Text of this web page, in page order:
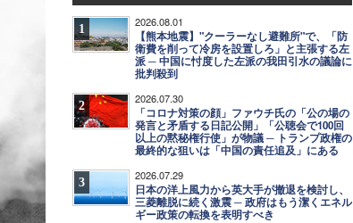
1 2026.08.01
【熊本地震】"クーラーなし避難所"で、「防
衛費を削って冷房を設置しろ」と主張する左
派 ─ 中国に忖度した左派の我田引水の議論に
批判殺到
2 2026.07.30
「コロナ対策の顔」ファウチ氏の「公の場の
発言と矛盾する日記公開」「公聴会で100回
以上の黙秘権行使」が物議 ─ トランプ政権の
最終的な狙いは「中国の責任追及」にある
3 2026.07.29
日本の洋上風力から英大手が撤退を検討し、
三菱離脱に続く激震 ─ 政府はもう潔くエネル
ギー政策の転換を表明すべき